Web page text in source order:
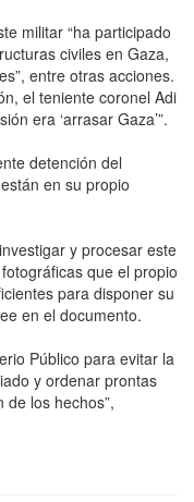
militar “ha participado
civiles en Gaza,
entre otras acciones.
el teniente coronel Adi
era ‘arrasar Gaza’”.
detención del
en su propio
y procesar este
que el propio
para disponer su
en el documento.
Público para evitar la
y ordenar prontas
de los hechos”,